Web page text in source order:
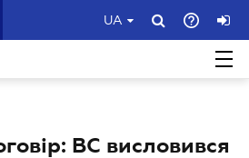
UA
ВС висловився